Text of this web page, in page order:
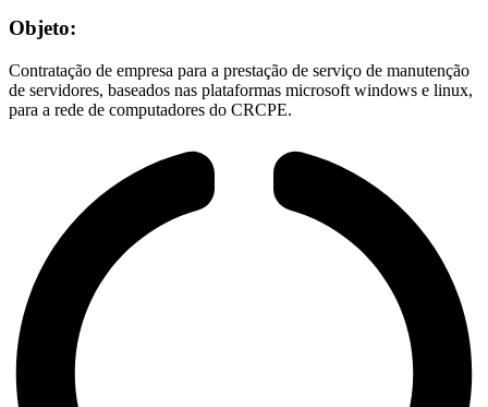
Objeto:
Contratação de empresa para a prestação de serviço de manutenção
de servidores, baseados nas plataformas microsoft windows e linux,
para a rede de computadores do CRCPE.